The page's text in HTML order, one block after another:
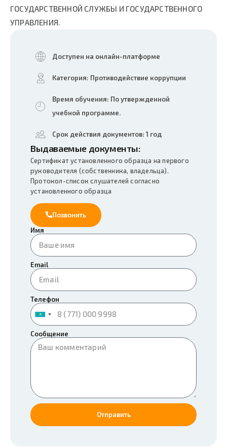
ГОСУДАРСТВЕННОЙ СЛУЖБЫ И ГОСУДАРСТВЕННОГО
УПРАВЛЕНИЯ.
Доступен на онлайн-платформе
Категория: Противодействие коррупции
Время обучения: По утвержденной
учебной программе.
Срок действия документов: 1 год
Выдаваемые документы:
Сертификат установленного образца на первого
руководителя (собственника, владельца).
Протокол-список слушателей согласно
установленного образца
Позвонить
Имя
Email
Телефон
Kazakhstan
+7
Сообщение
Отправить